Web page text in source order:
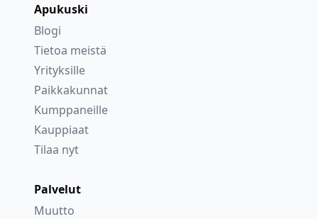
Apukuski
Blogi
Tietoa meistä
Yrityksille
Paikkakunnat
Kumppaneille
Kauppiaat
Tilaa nyt
Palvelut
Muutto